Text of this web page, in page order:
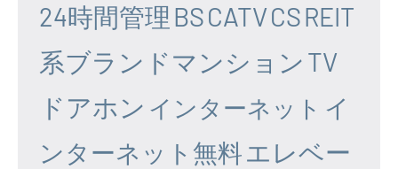
24時間管理 BSCATVCSREIT
系ブランドマンション TV
ドアホン インターネット イ
ンターネット無料エレベー